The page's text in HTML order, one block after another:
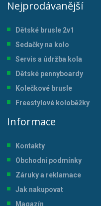
Nejprodávanější
Dětské brusle 2v1
Sedačky na kolo
Servis a údržba kola
Dětské pennyboardy
Kolečkové brusle
Freestylové koloběžky
Informace
Kontakty
Obchodní podmínky
Záruky a reklamace
Jak nakupovat
Magazín